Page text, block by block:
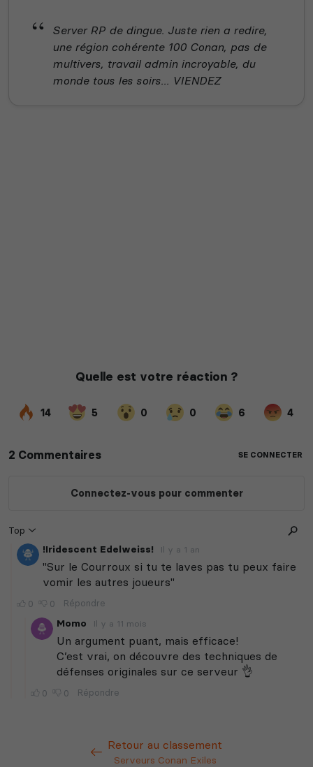
Server RP de dingue. Juste rien a redire,
une région cohérente 100 Conan, pas de
multivers, travail admin incroyable, du
monde tous les soirs... VIENDEZ
Retour au classement
Serveurs Conan Exiles